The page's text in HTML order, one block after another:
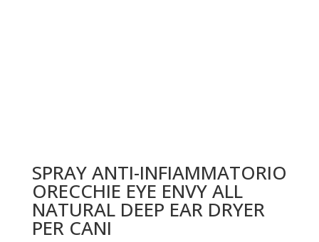
SPRAY ANTI-INFIAMMATORIO
ORECCHIE EYE ENVY ALL
NATURAL DEEP EAR DRYER
PER CANI